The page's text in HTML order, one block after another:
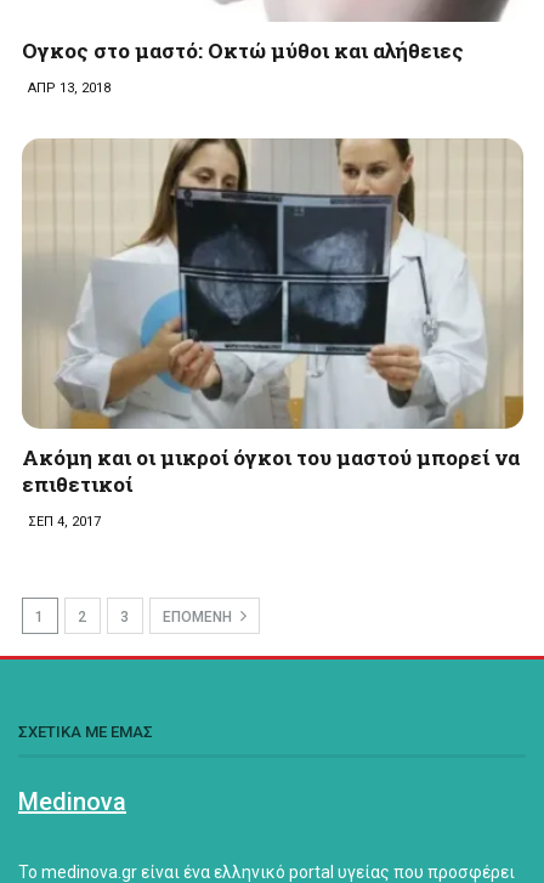
Oγκος στο μαστό: Οκτώ μύθοι και αλήθειες
ΑΠΡ 13, 2018
Ακόμη και οι μικροί όγκοι του μαστού μπορεί να
επιθετικοί
ΣΕΠ 4, 2017
1 2 3 ΕΠΟΜΕΝΗ
ΣΧΕΤΙΚΑ ΜΕ ΕΜΑΣ
Medinova
Το medinova.gr είναι ένα ελληνικό portal υγείας που προσφέρει